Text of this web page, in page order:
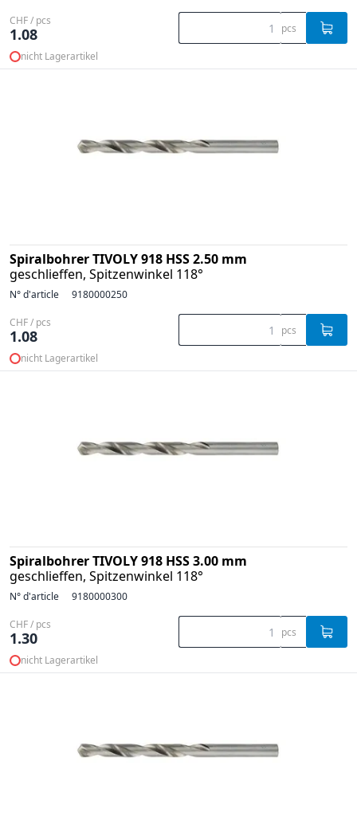
CHF / pcs
1.08 pcs
nicht Lagerartikel
Spiralbohrer TIVOLY 918 HSS 2.50 mm
geschlieffen, Spitzenwinkel 118°
N° d'article 9180000250
CHF / pcs
1.08 pcs
nicht Lagerartikel
Spiralbohrer TIVOLY 918 HSS 3.00 mm
geschlieffen, Spitzenwinkel 118°
N° d'article 9180000300
CHF / pcs
1.30 pcs
nicht Lagerartikel